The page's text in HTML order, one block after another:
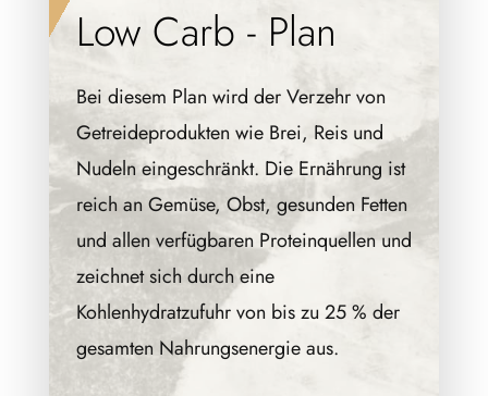
Low Carb
Bei diesem Plan wird der Verzehr von
Getreideprodukten wie Brei, Reis und
Nudeln eingeschränkt. Die Ernährung ist
reich an Gemüse, Obst, gesunden Fetten
und allen verfügbaren Proteinquellen und
zeichnet sich durch eine
Kohlenhydratzufuhr von bis zu 25 % der
gesamten Nahrungsenergie aus.